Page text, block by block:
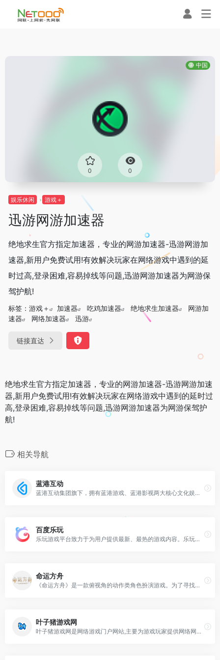
中国
0 0
娱乐休闲 游戏＋
迅游网游加速器
绝地求生官方指定加速器，专业的网游加速器-迅游网游加
速器,新用户免费试用!有效解决玩家在网络游戏中遇到的延
时过高,登录困难,容易掉线等问题,迅游网游加速器为网游保
驾护航!
标签： 游戏＋ 加速器 吃鸡加速器 绝地求生加速器
网游加
速器
网络加速器 迅游
链接直达
绝地求生官方指定加速器，专业的网游加速器-迅游网游加速
器,新用户免费试用!有效解决玩家在网络游戏中遇到的延时过
高,登录困难,容易掉线等问题,迅游网游加速器为网游保驾护
航!
相关导航
蓝港互动
蓝港互动集团旗下，拥有蓝港游戏、蓝港影视两大核心文化娱乐品牌。蓝港互动将以高品质的内容传播文化力量，推动产业发展。
百度乐玩
乐玩游戏平台致力于为用户提供最新、最热的游戏内容。乐玩拥有优秀的一站式游戏内容体验，为用户提供了权威的游戏基础信息、最新的游戏动态，真实的评论评测以及丰富的攻略资讯等内容，满足用户找游戏和玩游戏的诉求。加入乐玩同时可以和千万游戏爱好者交流心得，共建游戏社区。
命运方舟
《命运方舟》是一款俯视角的动作类角色扮演游戏。为了寻找方舟碎片冒险家会通过航海在各个大陆和岛屿间冒险。探索路上你将不断成长、并结识志同道合的伙伴共同参与丰富的副本玩法，体会协作战斗的快乐和酣畅淋漓的打击感。
叶子猪游戏网
叶子猪游戏网是网络游戏门户网站,主要为游戏玩家提供网络网页游戏资讯,游戏攻略,游戏内测号,游戏激活码等等,同时还提供网游下载,单机游戏下载,网络游戏截图壁纸等下载,选择网络游戏就到叶子猪游戏网.